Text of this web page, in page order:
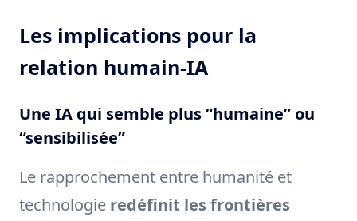
Les implications pour la
relation humain-IA
Une IA qui semble plus “humaine” ou
“sensibilisée”
Le rapprochement entre humanité et
technologie redéfinit les frontières